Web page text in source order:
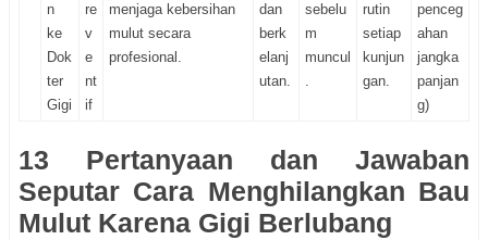
n
ke
Dok
ter
Gigi
re
v
e
nt
if
menjaga kebersihan
mulut secara
profesional.
dan
berk
elanj
utan.
sebelu
m
muncul
.
rutin
setiap
kunjun
gan.
penceg
ahan
jangka
panjan
g)
13 Pertanyaan dan Jawaban
Seputar Cara Menghilangkan Bau
Mulut Karena Gigi Berlubang